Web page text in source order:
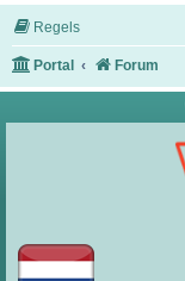
Regels
Portal Forum